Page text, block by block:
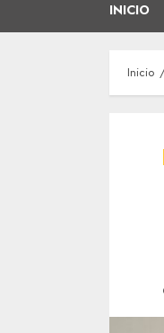
INICIO
Inicio